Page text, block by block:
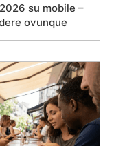
su mobile –
ovunque